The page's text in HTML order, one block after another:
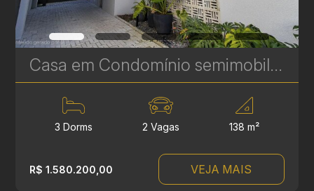
Casa em Condomínio semimobiliada à venda no Guabirotuba - 138 m² - 3 Suítes - Próximo ao Jardim Botânico | Ref. 1827
3 Dorms 2 Vagas 138 m²
R$ 1.580.200,00 VEJA MAIS